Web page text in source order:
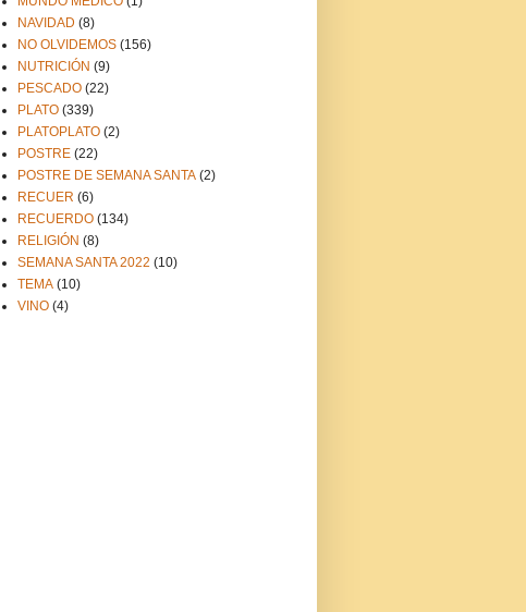
NAVIDAD (8)
NO OLVIDEMOS (156)
NUTRICIÓN (9)
PESCADO (22)
PLATO (339)
PLATOPLATO (2)
POSTRE (22)
POSTRE DE SEMANA SANTA (2)
RECUER (6)
RECUERDO (134)
RELIGIÓN (8)
SEMANA SANTA 2022 (10)
TEMA (10)
VINO (4)